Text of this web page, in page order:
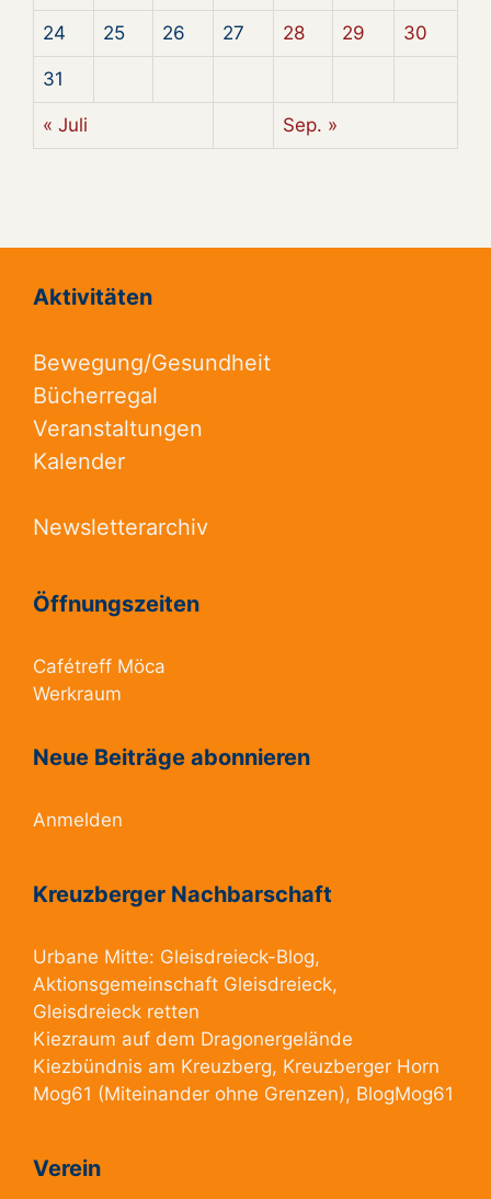
24 25 26 27 28 29 30
31
« Juli Sep. »
Aktivitäten
Bewegung/Gesundheit
Bücherregal
Veranstaltungen
Kalender
Newsletterarchiv
Öffnungszeiten
Cafétreff Möca
Werkraum
Neue Beiträge abonnieren
Anmelden
Kreuzberger Nachbarschaft
Urbane Mitte: Gleisdreieck-Blog,
Aktionsgemeinschaft Gleisdreieck,
Gleisdreieck retten
Kiezraum auf dem Dragonergelände
Kiezbündnis am Kreuzberg, Kreuzberger Horn
Mog61 (Miteinander ohne Grenzen), BlogMog61
Verein